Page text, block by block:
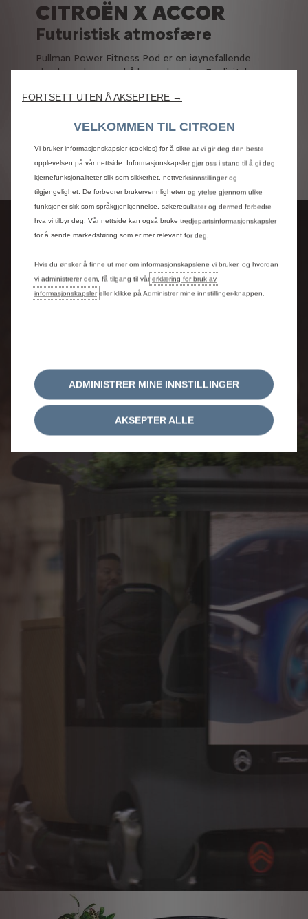
CITROËN X ACCOR
Futuristisk atmosfære
Pullman Power Fitness Pod er en iøynefallende
glasskapsel som er både mørk og lys. En digital
å holde fokus på treningen og samtidig følge med
spørsmål, få informasjon om reisen og bli
romaskinen brukes, lades batteriene i Citroën
Skate.
JCDECAUX CITY
PROVIDER
Nyskapende urban
revolusjonerer offentlig transport i bysentrum.
FORTSETT UTEN Å AKSEPTERE →
VELKOMMEN TIL CITROEN
Vi bruker informasjonskapsler (cookies) for å sikre at vi gir deg den beste
opplevelsen på vår nettside. Informasjonskapsler gjør oss i stand til å gi deg
kjernefunksjonaliteter slik som sikkerhet, nettverksinnstillinger og
tilgjengelighet. De forbedrer brukervennligheten og ytelse gjennom ulike
funksjoner slik som språkgjenkjennelse, søkeresultater og dermed forbedre
hva vi tilbyr deg. Vår nettside kan også bruke tredjepartsinformasjonskapsler
for å sende markedsføring som er mer relevant for deg.
Hvis du ønsker å finne ut mer om informasjonskapslene vi bruker, og hvordan
vi administrerer dem, få tilgang til vår erklæring for bruk av
informasjonskapsler eller klikke på Administrer mine innstillinger-knappen.
ADMINISTRER MINE INNSTILLINGER
AKSEPTER ALLE